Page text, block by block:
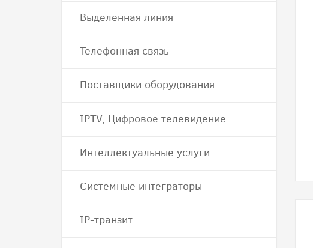
Выделенная линия
Телефонная связь
Поставщики оборудования
IPTV, Цифровое телевидение
Интеллектуальные услуги
Системные интеграторы
IP-транзит